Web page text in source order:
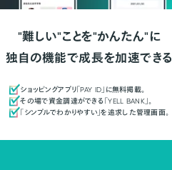
"難しい"ことを"かんたん"に
独自の機能で成長を加速できる
ショッピングアプリ「PAY ID」に無料掲載。
その場で資金調達ができる「YELL BANK」。
「シンプルでわかりやすい」を追求した管理画面。